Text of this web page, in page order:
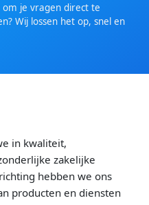
je vragen direct te
Wij lossen het op, snel en
in kwaliteit,
zakelijke
hebben we ons
producten en diensten